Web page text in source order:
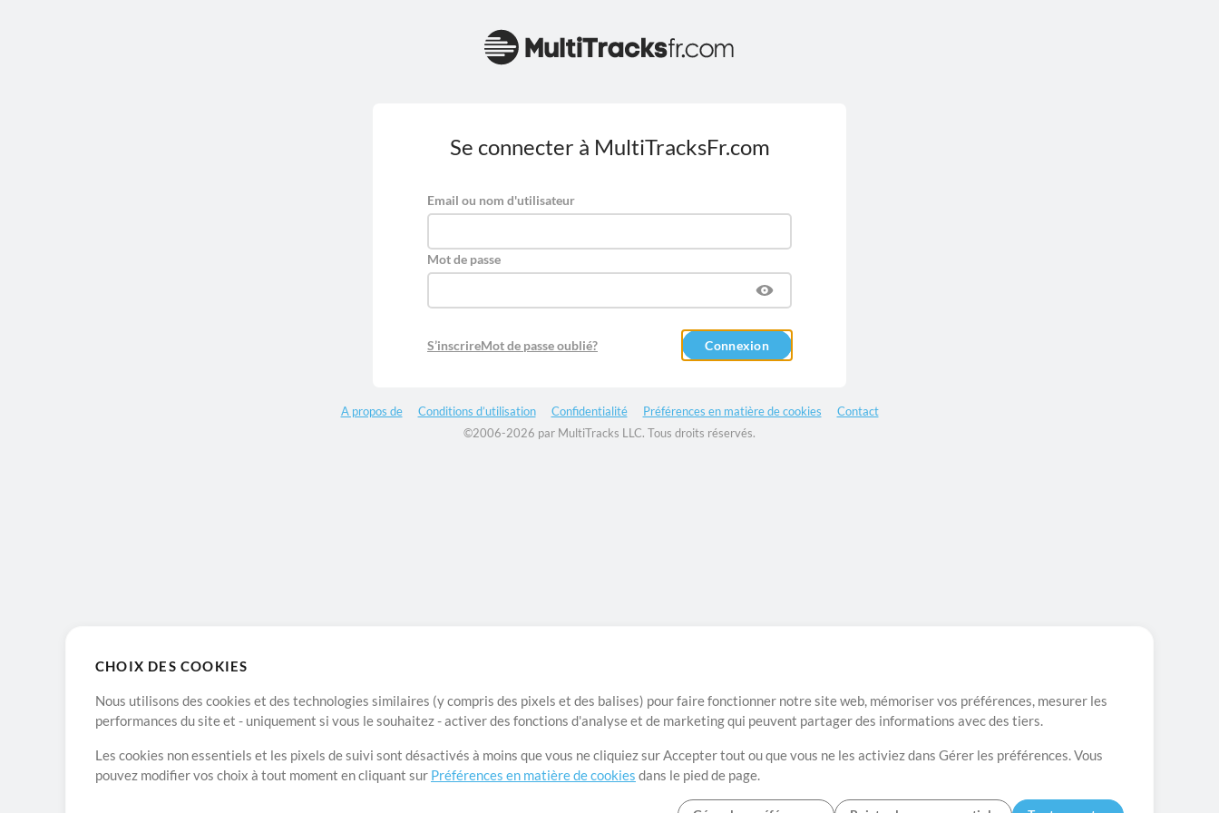
CHOIX DES COOKIES
Nous utilisons des cookies et des technologies similaires (y compris des pixels et des balises) pour faire fonctionner notre site web, mémoriser vos préférences, mesurer les
performances du site et - uniquement si vous le souhaitez - activer des fonctions d'analyse et de marketing qui peuvent partager des informations avec des tiers.
Les cookies non essentiels et les pixels de suivi sont désactivés à moins que vous ne cliquiez sur Accepter tout ou que vous ne les activiez dans Gérer les préférences. Vous
pouvez modifier vos choix à tout moment en cliquant sur Préférences en matière de cookies dans le pied de page.
Se connecter à MultiTracksFr.com
Email ou nom d'utilisateur
Mot de passe
S’inscrireMot de passe oublié? Connexion
A propos de Conditions d’utilisation Confidentialité Préférences en matière de cookies
Contact
©2006-2026 par MultiTracks LLC. Tous droits réservés.